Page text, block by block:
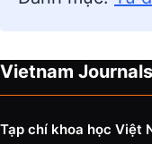
Vietnam
Tạp chí khoa học Việt